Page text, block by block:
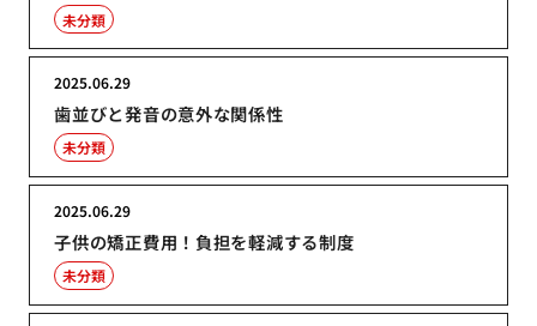
未分類
歯並びと発音の意外な関係性
2025.06.29
未分類
子供の矯正費用！負担を軽減する制度
2025.06.29
未分類